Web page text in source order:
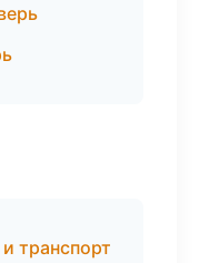
транспорт